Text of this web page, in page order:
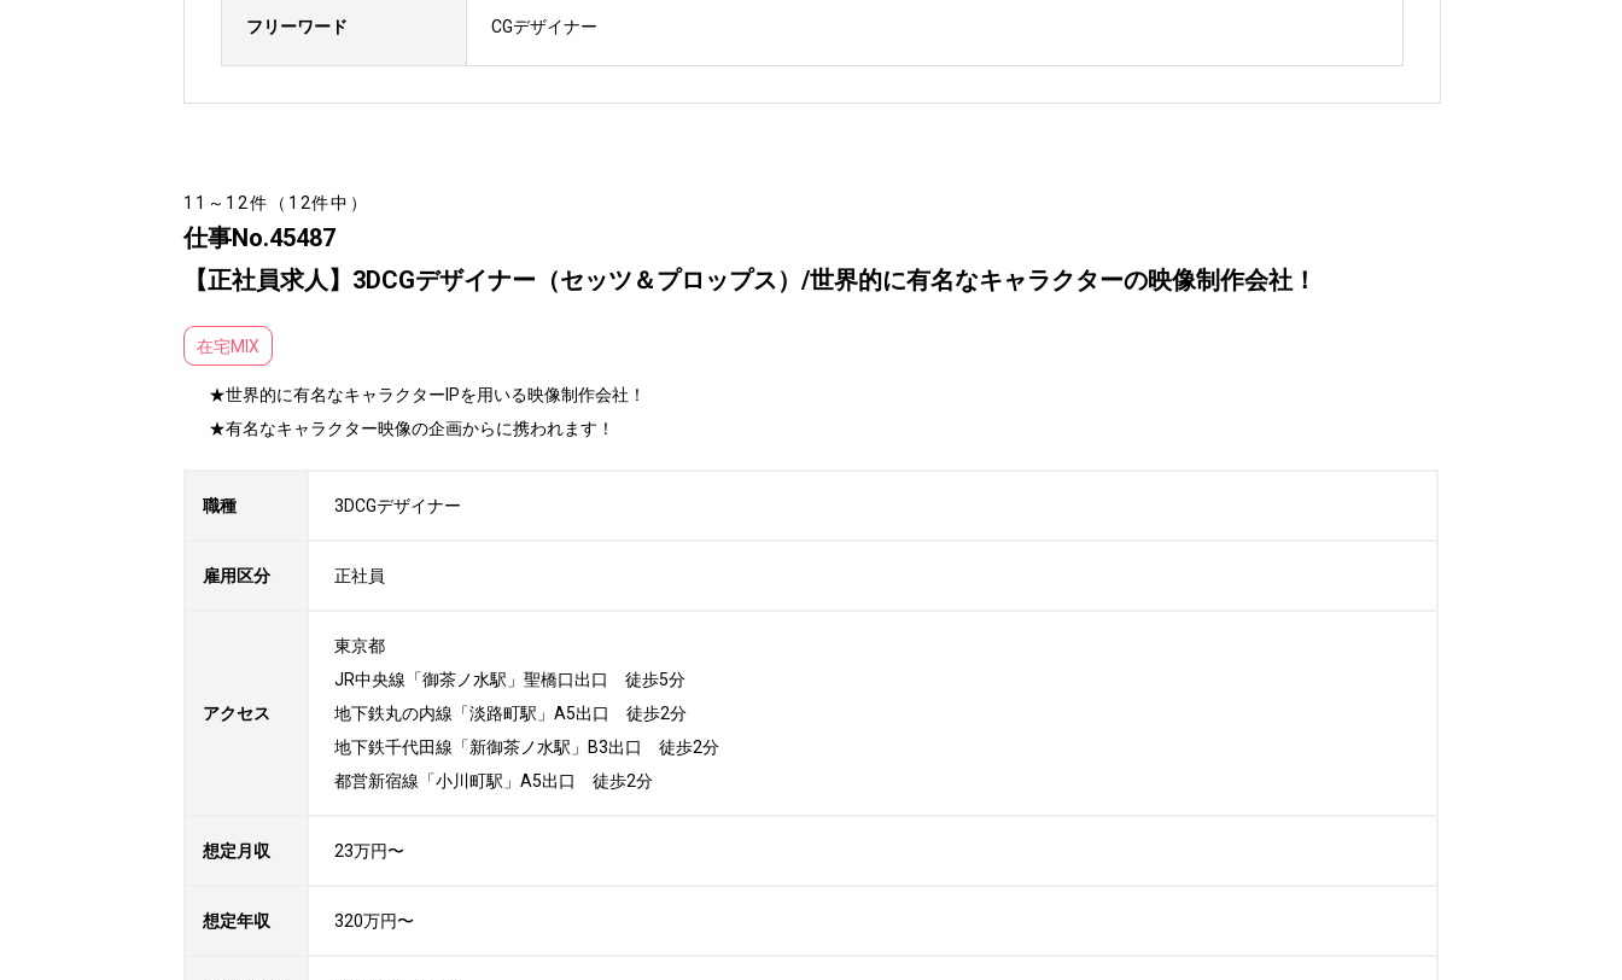
フリーワード CGデザイナー
11～12件（12件中）
仕事No.45487
【正社員求人】3DCGデザイナー（セッツ＆プロップス）/世界的に有名なキャラクターの映像制作会社！
在宅MIX
★世界的に有名なキャラクターIPを用いる映像制作会社！
★有名なキャラクター映像の企画からに携われます！
職種 3DCGデザイナー
雇用区分 正社員
アクセス
東京都
JR中央線「御茶ノ水駅」聖橋口出口　徒歩5分
地下鉄丸の内線「淡路町駅」A5出口　徒歩2分
地下鉄千代田線「新御茶ノ水駅」B3出口　徒歩2分
都営新宿線「小川町駅」A5出口　徒歩2分
想定月収 23万円〜
想定年収 320万円〜